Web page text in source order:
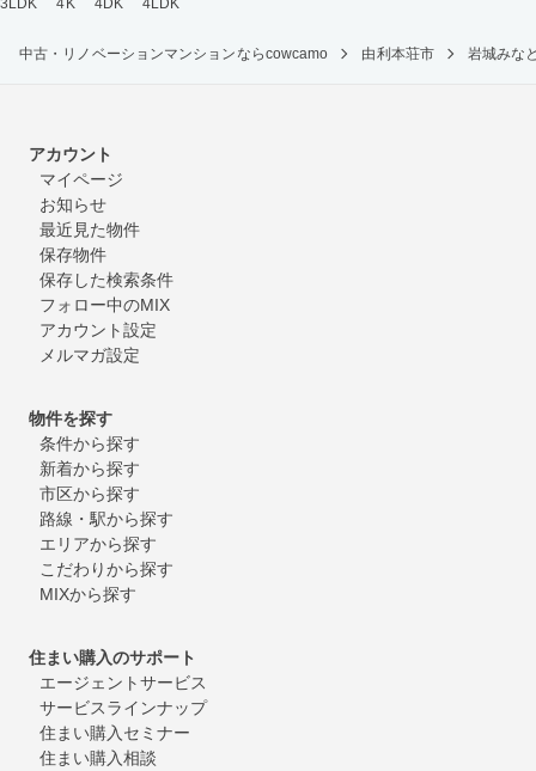
中古・リノベーションマンションならcowcamo 由利本荘市 岩城みな
アカウント
マイページ
お知らせ
最近見た物件
保存物件
保存した検索条件
フォロー中のMIX
アカウント設定
メルマガ設定
物件を探す
条件から探す
新着から探す
市区から探す
路線・駅から探す
エリアから探す
こだわりから探す
MIXから探す
住まい購入のサポート
エージェントサービス
サービスラインナップ
住まい購入セミナー
住まい購入相談